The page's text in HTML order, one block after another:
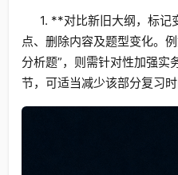
1. **对比新旧大纲，标
点、删除内容及题型变化。
分析题”，则需针对性加强实
节，可适当减少该部分复习时